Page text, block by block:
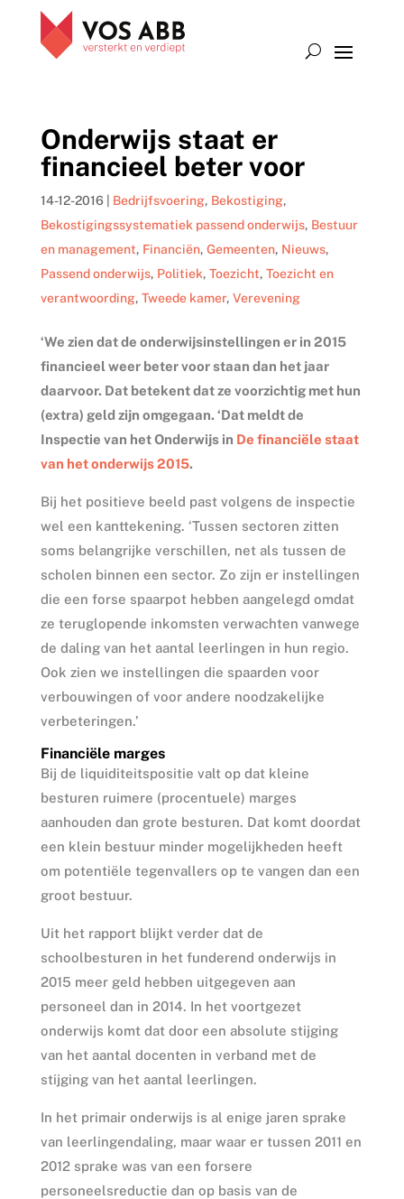
Onderwijs staat er
financieel beter voor
14-12-2016| Bedrijfsvoering, Bekostiging,
Bekostigingssystematiek passend onderwijs, Bestuur
en management, Financiën, Gemeenten, Nieuws,
Passend onderwijs, Politiek, Toezicht, Toezicht en
verantwoording, Tweede kamer, Verevening
‘We zien dat de onderwijsinstellingen er in 2015
financieel weer beter voor staan dan het jaar
daarvoor. Dat betekent dat ze voorzichtig met hun
(extra) geld zijn omgegaan. ‘Dat meldt de
Inspectie van het Onderwijs in De financiële staat
van het onderwijs 2015.
Bij het positieve beeld past volgens de inspectie
wel een kanttekening. ‘Tussen sectoren zitten
soms belangrijke verschillen, net als tussen de
scholen binnen een sector. Zo zijn er instellingen
die een forse spaarpot hebben aangelegd omdat
ze teruglopende inkomsten verwachten vanwege
de daling van het aantal leerlingen in hun regio.
Ook zien we instellingen die spaarden voor
verbouwingen of voor andere noodzakelijke
verbeteringen.’
Financiële marges
Bij de liquiditeitspositie valt op dat kleine
besturen ruimere (procentuele) marges
aanhouden dan grote besturen. Dat komt doordat
een klein bestuur minder mogelijkheden heeft
om potentiële tegenvallers op te vangen dan een
groot bestuur.
Uit het rapport blijkt verder dat de
schoolbesturen in het funderend onderwijs in
2015 meer geld hebben uitgegeven aan
personeel dan in 2014. In het voortgezet
onderwijs komt dat door een absolute stijging
van het aantal docenten in verband met de
stijging van het aantal leerlingen.
In het primair onderwijs is al enige jaren sprake
van leerlingendaling, maar waar er tussen 2011 en
2012 sprake was van een forsere
personeelsreductie dan op basis van de